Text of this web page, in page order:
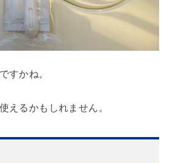
すかね。
えるかもしれません。